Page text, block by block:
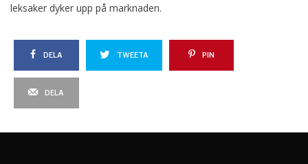
leksaker dyker upp på marknaden.
DELA TWEETA PIN
DELA